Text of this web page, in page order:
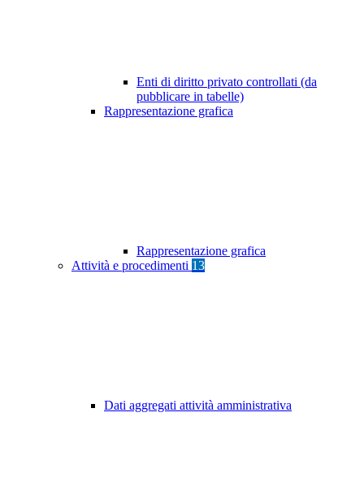
Enti di diritto privato controllati (da
pubblicare in tabelle)
Rappresentazione grafica
Rappresentazione grafica
Attività e procedimenti 13
Dati aggregati attività amministrativa